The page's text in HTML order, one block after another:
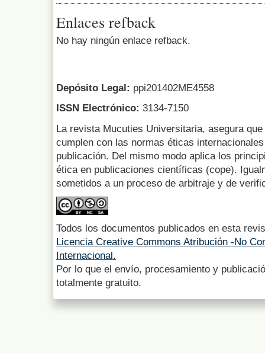
Enlaces refback
No hay ningún enlace refback.
Depósito Legal: ppi201402ME4558
ISSN Electrónico: 3134-7150
La revista Mucuties Universitaria, asegura
cumplen con las normas éticas
publicación. Del mismo modo aplica los
ética en publicaciones científicas (cope).
sometidos a un proceso de arbitraje y de
Todos los documentos publicados en esta
Licencia Creative Commons Atribución -No
Internacional.
Por lo que el envío, procesamiento y
totalmente gratuito.